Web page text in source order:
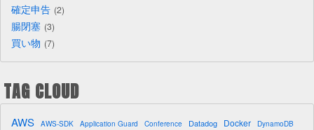
確定申告 2
腸閉塞 3
買い物 7
TAG CLOUD
AWS AWS-SDK Application Guard Conference Datadog Docker DynamoDB